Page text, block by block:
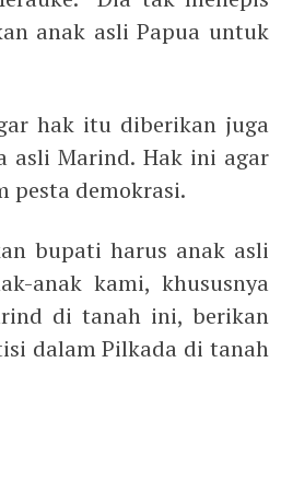
anak asli Papua untuk
hak itu diberikan juga
asli Marind. Hak ini agar
pesta demokrasi.
bupati harus anak asli
anak kami, khususnya
di tanah ini, berikan
dalam Pilkada di tanah